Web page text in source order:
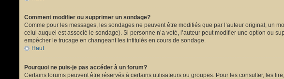
Comment modifier ou supprimer un sondage?
Comme pour les messages, les sondages ne peuvent être modifiés que par l’auteur original, un
celui auquel est associé le sondage). Si personne n’a voté, l’auteur peut modifier une option ou
empêcher le trucage en changeant les intitulés en cours de sondage.
Haut
Pourquoi ne puis-je pas accéder à un forum?
Certains forums peuvent être réservés à certains utilisateurs ou groupes. Pour les consulter, les